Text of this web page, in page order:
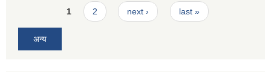
Pages1 2 next › last »
अन्य